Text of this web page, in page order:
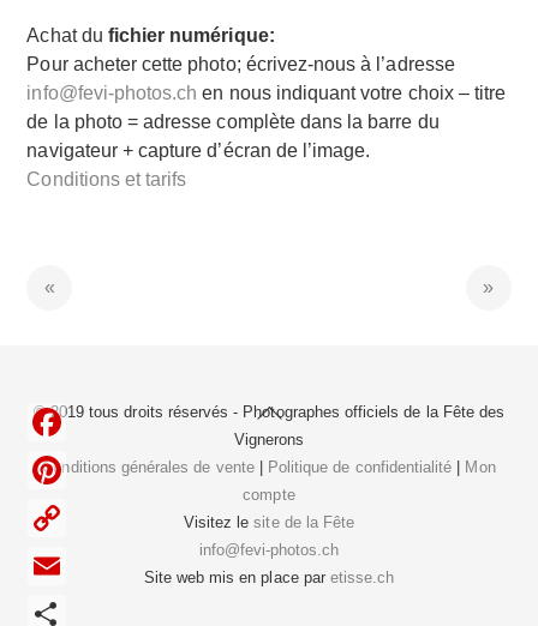
Achat du fichier numérique:
Pour acheter cette photo; écrivez-nous à l’adresse
info@fevi-photos.ch en nous indiquant votre choix – titre
de la photo = adresse complète dans la barre du
navigateur + capture d’écran de l’image.
Conditions et tarifs
Back
To
Top
© 2019 tous droits réservés - Photographes officiels de la Fête des
Vignerons
Conditions générales de vente| Politique de confidentialité
Mon
compte
Visitez lesite de la Fête
info@fevi-photos.ch
Site web mis en place par etisse.ch
F
c
e
b
C